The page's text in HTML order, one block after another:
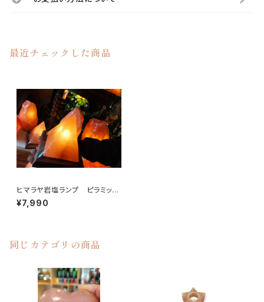
最近チェックした商品
ヒマラヤ岩塩ランプ ピラミッド
型
¥7,990
同じカテゴリの商品